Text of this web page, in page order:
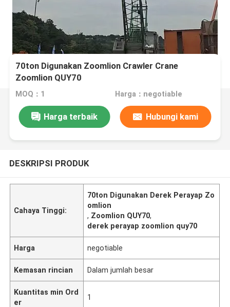
70ton Digunakan Zoomlion Crawler Crane
Zoomlion QUY70
MOQ：1 Harga：negotiable
Harga terbaik Hubungi kami
DESKRIPSI PRODUK
Cahaya Tinggi:
70ton Digunakan Derek Perayap Zo
omlion
, Zoomlion QUY70,
derek perayap zoomlion quy70
Harga negotiable
Kemasan rincian Dalam jumlah besar
Kuantitas min Ord
er
1